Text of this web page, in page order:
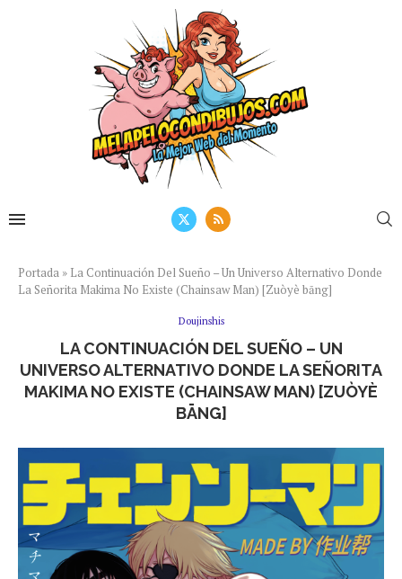
Portada » La Continuación Del Sueño – Un Universo Alternativo Donde
La Señorita Makima No Existe (Chainsaw Man) [Zuòyè bāng]
Doujinshis
LA CONTINUACIÓN DEL SUEÑO – UN
UNIVERSO ALTERNATIVO DONDE LA SEÑORITA
MAKIMA NO EXISTE (CHAINSAW MAN) [ZUÒYÈ
BĀNG]